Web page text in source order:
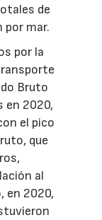
de
por mar.
por la
Bruto
en 2020,
el pico
que
al
en 2020,